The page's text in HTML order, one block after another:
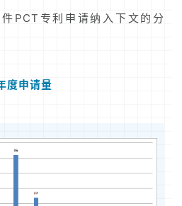
PCT专利申请纳入下文的分
度申请量